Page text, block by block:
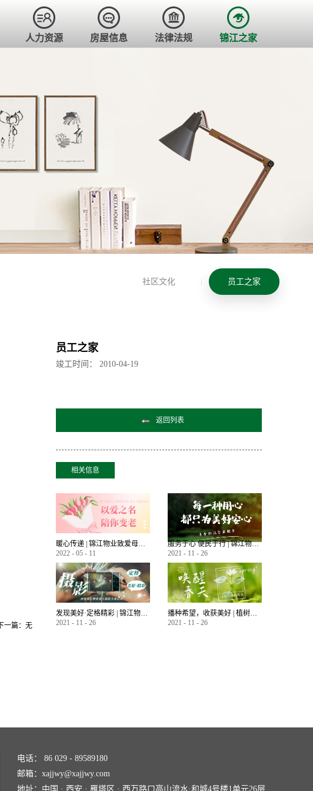
人力资源 房屋信息 法律法规 锦江之家
社区文化 员工之家
下一篇：无
员工之家
竣工时间： 2010-04-19
返回列表
相关信息
暖心传递 | 锦江物业致爱母亲节 业主微语祝福锦集
2022 - 05 - 11
服务于心 便民于行 | 锦江物业暖心服务永不止步
2021 - 11 - 26
发现美好·定格精彩 | 锦江物业首届业主摄影大赛作品大赏
2021 - 11 - 26
播种希望，收获美好 | 植树节——唤醒春天美好的方式
2021 - 11 - 26
电话： 86 029 - 89589180
邮箱：xajjwy@xajjwy.com
地址：中国 · 西安 · 雁塔区 · 西万路口高山流水·和城4号楼1单元26层